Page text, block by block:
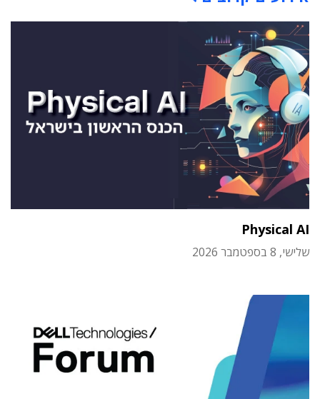
Physical AI
שלישי, 8 בספטמבר 2026